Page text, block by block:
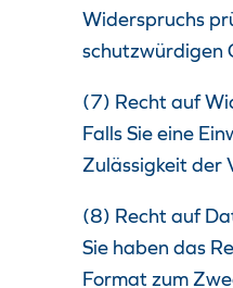
Widerspruchs
schutzwürdigen
(7) Recht auf
Falls Sie eine
Zulässigkeit der
(8) Recht auf
Sie haben das
Format zum